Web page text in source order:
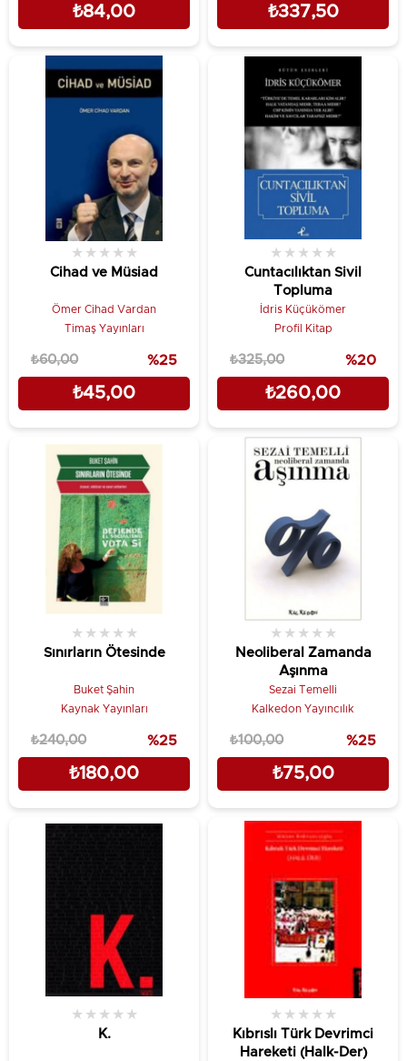
₺84,00 ₺337,50
Cihad ve Müsiad
★ ★ ★ ★ ★
Ömer Cihad Vardan
Timaş Yayınları
₺45,00
₺60,00 %25
Cuntacılıktan Sivil
Topluma
★ ★ ★ ★ ★
İdris Küçükömer
Profil Kitap
₺260,00
₺325,00 %20
Sınırların Ötesinde
★ ★ ★ ★ ★
Buket Şahin
Kaynak Yayınları
₺180,00
₺240,00 %25
Neoliberal Zamanda
Aşınma
★ ★ ★ ★ ★
Sezai Temelli
Kalkedon Yayıncılık
₺75,00
₺100,00 %25
K.
★ ★ ★ ★ ★
Kıbrıslı Türk Devrimci
Hareketi (Halk-Der)
★ ★ ★ ★ ★